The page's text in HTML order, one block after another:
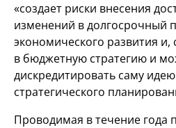
«создает риски внесения
изменений в долгосрочный
экономического развития и,
в бюджетную стратегию и
дискредитировать саму
стратегического
Проводимая в течение года